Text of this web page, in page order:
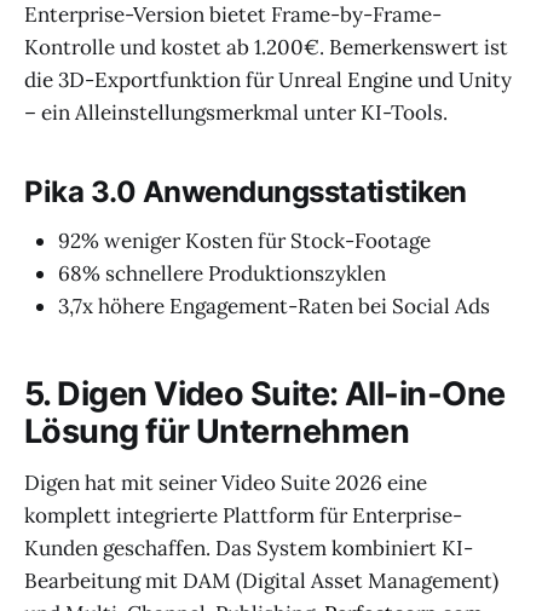
Enterprise-Version bietet Frame-by-Frame-
Kontrolle und kostet ab 1.200€. Bemerkenswert ist
die 3D-Exportfunktion für Unreal Engine und Unity
– ein Alleinstellungsmerkmal unter KI-Tools.
Pika 3.0 Anwendungsstatistiken
92% weniger Kosten für Stock-Footage
68% schnellere Produktionszyklen
3,7x höhere Engagement-Raten bei Social Ads
5. Digen Video Suite: All-in-One
Lösung für Unternehmen
Digen hat mit seiner Video Suite 2026 eine
komplett integrierte Plattform für Enterprise-
Kunden geschaffen. Das System kombiniert KI-
Bearbeitung mit DAM (Digital Asset Management)